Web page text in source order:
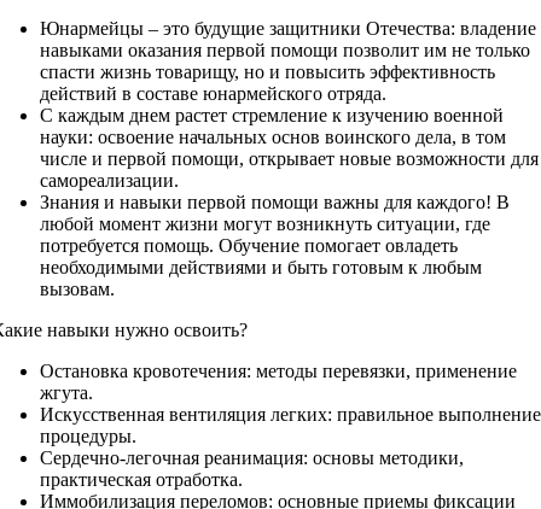
Юнармейцы – это будущие защитники Отечества: владение
навыками оказания первой помощи позволит им не только
спасти жизнь товарищу, но и повысить эффективность
действий в составе юнармейского отряда.
С каждым днем растет стремление к изучению военной
науки: освоение начальных основ воинского дела, в том
числе и первой помощи, открывает новые возможности для
самореализации.
Знания и навыки первой помощи важны для каждого! В
любой момент жизни могут возникнуть ситуации, где
потребуется помощь. Обучение помогает овладеть
необходимыми действиями и быть готовым к любым
вызовам.
навыки нужно освоить?
Остановка кровотечения: методы перевязки, применение
жгута.
Искусственная вентиляция легких: правильное выполнение
процедуры.
Сердечно-легочная реанимация: основы методики,
практическая отработка.
Иммобилизация переломов: основные приемы фиксации